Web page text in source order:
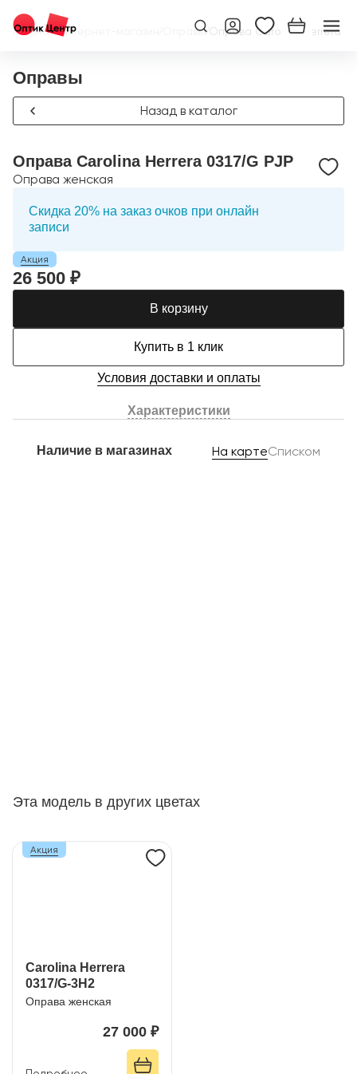
Главная/Интернет-магазин Оправы/Оправа Carolina Herrera
Оправы
Назад в каталог
Оправа Carolina Herrera 0317/G PJP
Оправа женская
Скидка 20% на заказ очков при онлайн
записи
Акция
26 500 ₽
В корзину
Купить в 1 клик
Условия доставки и оплаты
Характеристики
Наличие в магазинах На картеСписком
Эта модель в других цветах
Carolina Herrera
0317/G-3H2
Оправа женская
27 000 ₽
Акция